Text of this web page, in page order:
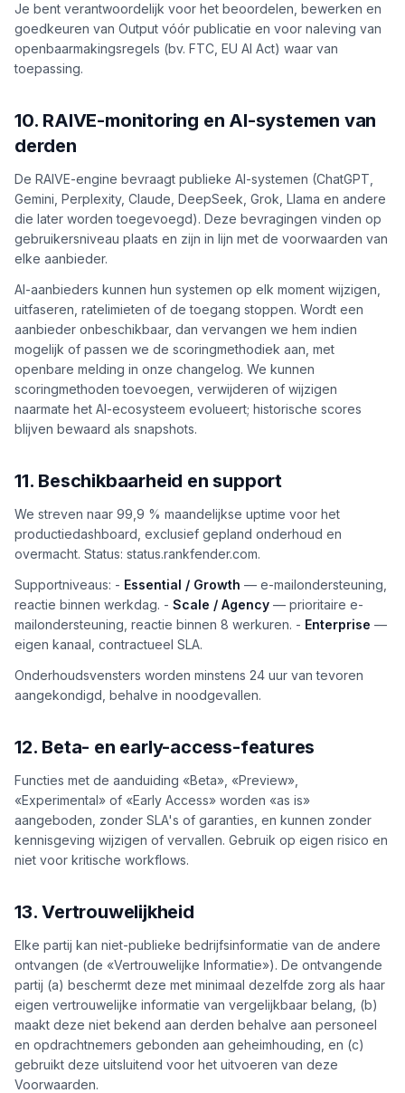
Je bent verantwoordelijk voor het beoordelen, bewerken en
goedkeuren van Output vóór publicatie en voor naleving van
openbaarmakingsregels (bv. FTC, EU AI Act) waar van
toepassing.
10. RAIVE-monitoring en AI-systemen van
derden
De RAIVE-engine bevraagt publieke AI-systemen (ChatGPT,
Gemini, Perplexity, Claude, DeepSeek, Grok, Llama en andere
die later worden toegevoegd). Deze bevragingen vinden op
gebruikersniveau plaats en zijn in lijn met de voorwaarden van
elke aanbieder.
AI-aanbieders kunnen hun systemen op elk moment wijzigen,
uitfaseren, ratelimieten of de toegang stoppen. Wordt een
aanbieder onbeschikbaar, dan vervangen we hem indien
mogelijk of passen we de scoringmethodiek aan, met
openbare melding in onze changelog. We kunnen
scoringmethoden toevoegen, verwijderen of wijzigen
naarmate het AI-ecosysteem evolueert; historische scores
blijven bewaard als snapshots.
11. Beschikbaarheid en support
We streven naar 99,9 % maandelijkse uptime voor het
productiedashboard, exclusief gepland onderhoud en
overmacht. Status: status.rankfender.com.
Supportniveaus: - Essential / Growth — e-mailondersteuning,
reactie binnen werkdag. - Scale / Agency — prioritaire e-
mailondersteuning, reactie binnen 8 werkuren. - Enterprise —
eigen kanaal, contractueel SLA.
Onderhoudsvensters worden minstens 24 uur van tevoren
aangekondigd, behalve in noodgevallen.
12. Beta- en early-access-features
Functies met de aanduiding «Beta», «Preview»,
«Experimental» of «Early Access» worden «as is»
aangeboden, zonder SLA's of garanties, en kunnen zonder
kennisgeving wijzigen of vervallen. Gebruik op eigen risico en
niet voor kritische workflows.
13. Vertrouwelijkheid
Elke partij kan niet-publieke bedrijfsinformatie van de andere
ontvangen (de «Vertrouwelijke Informatie»). De ontvangende
partij (a) beschermt deze met minimaal dezelfde zorg als haar
eigen vertrouwelijke informatie van vergelijkbaar belang, (b)
maakt deze niet bekend aan derden behalve aan personeel
en opdrachtnemers gebonden aan geheimhouding, en (c)
gebruikt deze uitsluitend voor het uitvoeren van deze
Voorwaarden.